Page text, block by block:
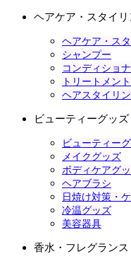
ヘアケア・スタイリ
ヘアケア・ス
シャンプー
コンディショ
トリートメン
ヘアスタイリ
ビューティーグッズ
ビューティー
メイクグッズ
ボディケアグ
ヘアブラシ
日焼け対策・
冷温グッズ
美容器具
香水・フレグランス